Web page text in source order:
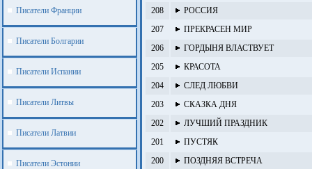
Писатели Франции
Писатели Болгарии
Писатели Испании
Писатели Литвы
Писатели Латвии
Писатели Эстонии
208
РОССИЯ
207
ПРЕКРАСЕН МИР
206
ГОРДЫНЯ ВЛАСТВУЕТ
205
КРАСОТА
204
СЛЕД ЛЮБВИ
203
СКАЗКА ДНЯ
202
ЛУЧШИЙ ПРАЗДНИК
201
ПУСТЯК
200
ПОЗДНЯЯ ВСТРЕЧА